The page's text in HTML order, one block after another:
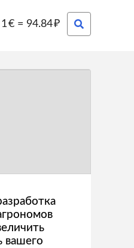
1 = 94.84
вашего